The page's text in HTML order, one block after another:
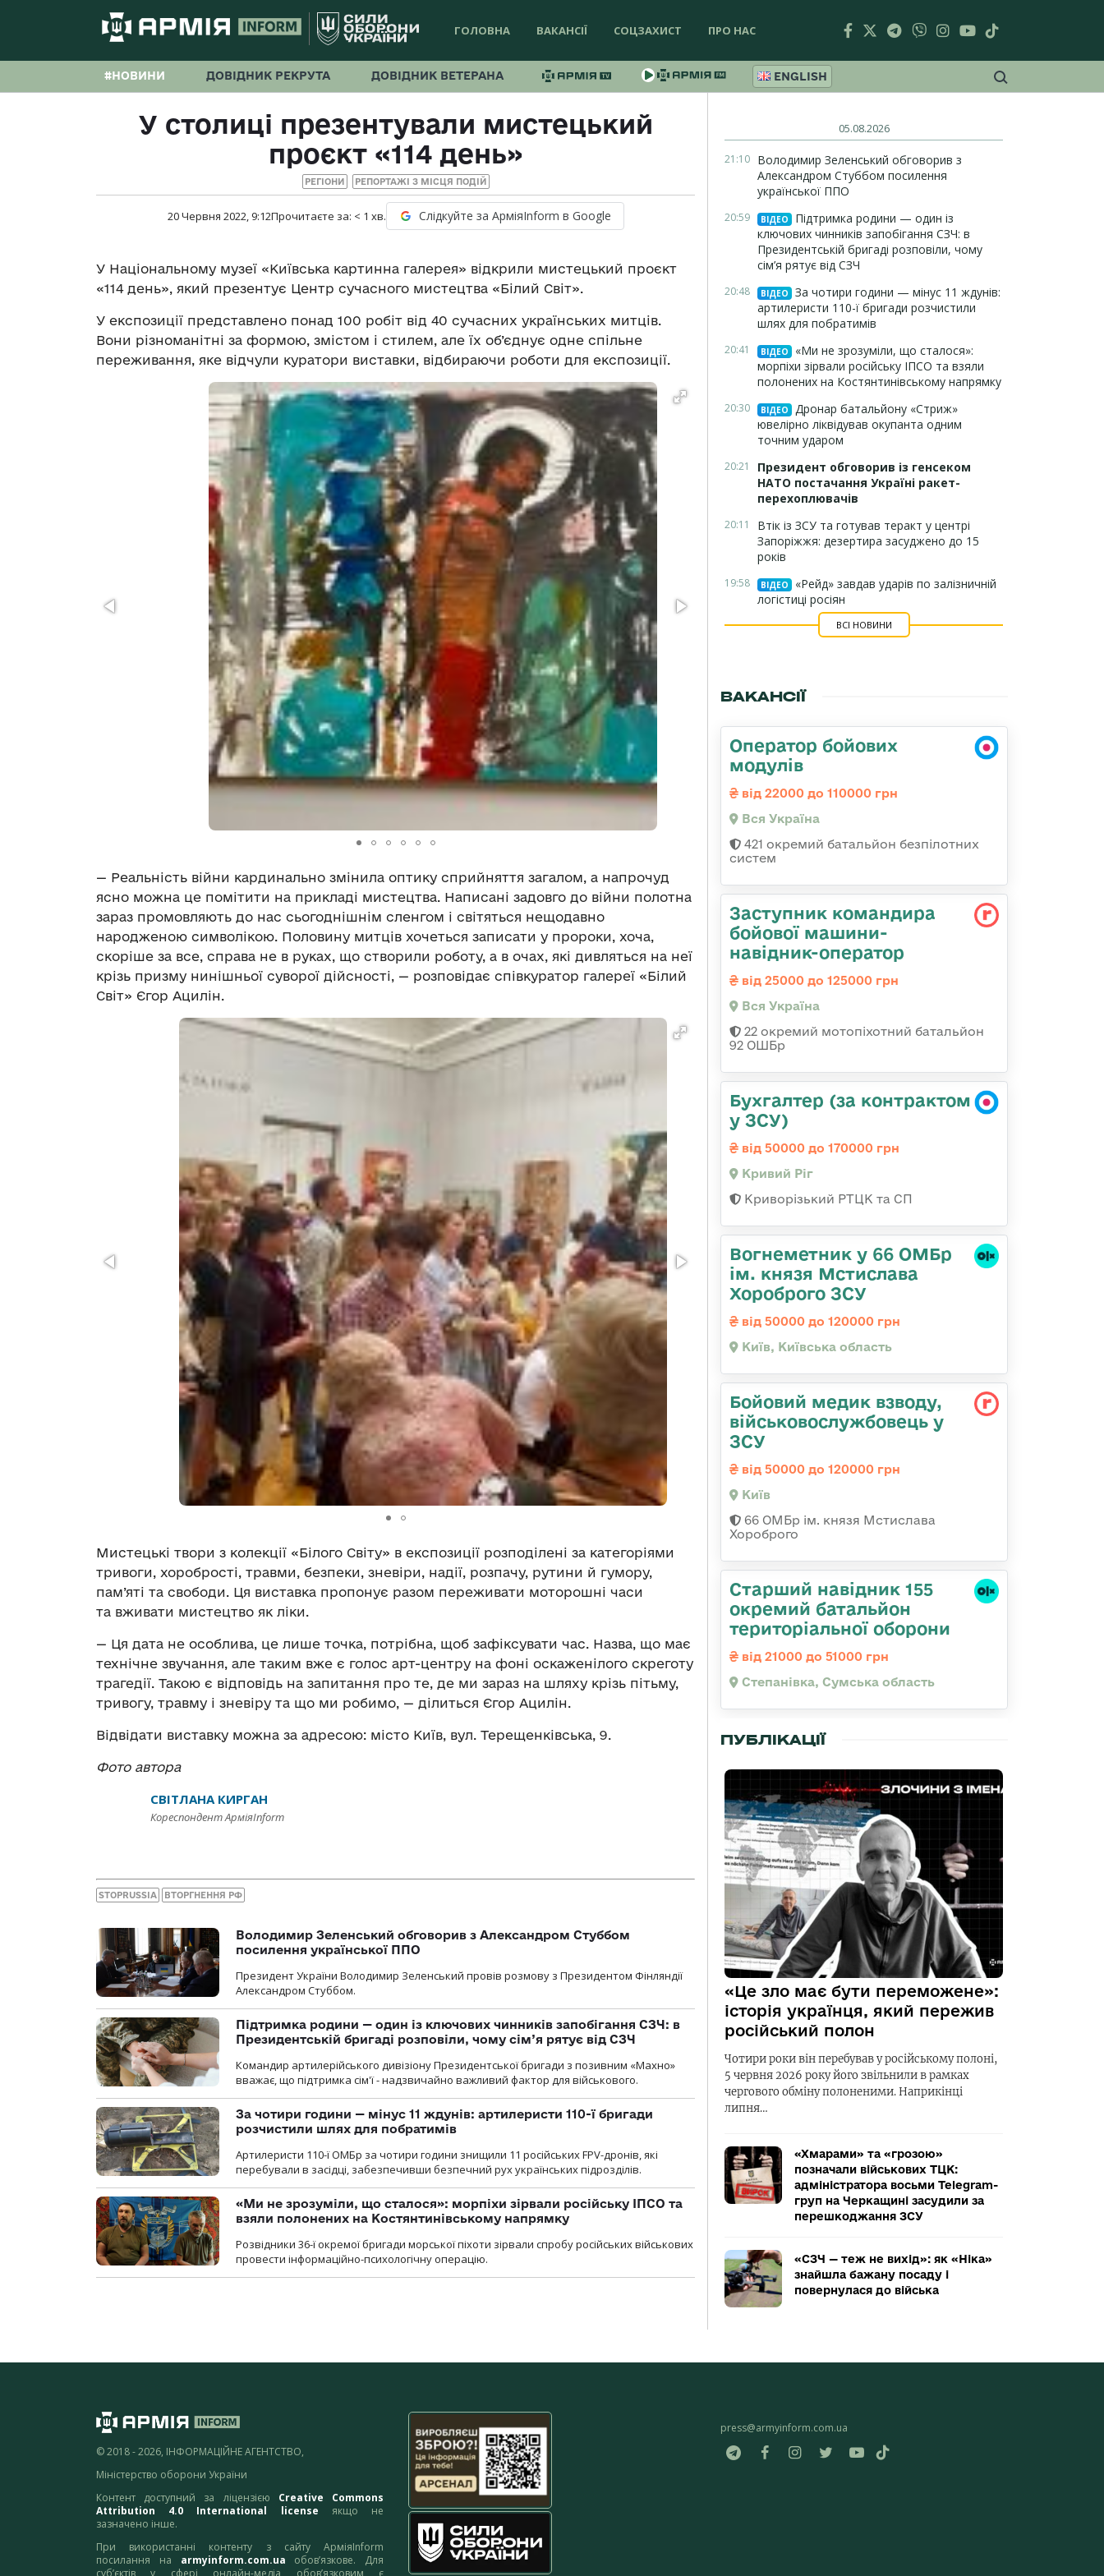
ГОЛОВНА ВАКАНСІЇ СОЦЗАХИСТ ПРО НАС
#НОВИНИ ДОВІДНИК РЕКРУТА ДОВІДНИК ВЕТЕРАНА ENGLISH
У столиці презентували мистецький
проєкт «114 день»
РЕГІОНИ РЕПОРТАЖІ З МІСЦЯ ПОДІЙ
20 Червня 2022, 9:12Прочитаєте за: < 1 хв. Слідкуйте за АрміяInform в Google
У Національному музеї «Київська картинна галерея» відкрили мистецький проєкт
«114 день», який презентує Центр сучасного мистецтва «Білий Світ».
У експозиції представлено понад 100 робіт від 40 сучасних українських митців.
Вони різноманітні за формою, змістом і стилем, але їх об’єднує одне спільне
переживання, яке відчули куратори виставки, відбираючи роботи для експозиції.
— Реальність війни кардинально змінила оптику сприйняття загалом, а напрочуд
ясно можна це помітити на прикладі мистецтва. Написані задовго до війни полотна
зараз промовляють до нас сьогоднішнім сленгом і світяться нещодавно
народженою символікою. Половину митців хочеться записати у пророки, хоча,
скоріше за все, справа не в руках, що створили роботу, а в очах, які дивляться на неї
крізь призму нинішньої суворої дійсності, — розповідає співкуратор галереї «Білий
Світ» Єгор Ацилін.
Мистецькі твори з колекції «Білого Світу» в експозиції розподілені за категоріями
тривоги, хоробрості, травми, безпеки, зневіри, надії, розпачу, рутини й гумору,
пам’яті та свободи. Ця виставка пропонує разом переживати моторошні часи
та вживати мистецтво як ліки.
— Ця дата не особлива, це лише точка, потрібна, щоб зафіксувати час. Назва, що має
технічне звучання, але таким вже є голос арт-центру на фоні оскаженілого скреготу
трагедії. Такою є відповідь на запитання про те, де ми зараз на шляху крізь пітьму,
тривогу, травму і зневіру та що ми робимо, — ділиться Єгор Ацилін.
Відвідати виставку можна за адресою: місто Київ, вул. Терещенківська, 9.
Фото автора
СВІТЛАНА КИРГАН
Кореспондент АрміяInform
STOPRUSSIA ВТОРГНЕННЯ РФ
Володимир Зеленський обговорив з Александром Стуббом
посилення української ППО
Президент України Володимир Зеленський провів розмову з Президентом Фінляндії
Александром Стуббом.
Підтримка родини — один із ключових чинників запобігання СЗЧ: в
Президентській бригаді розповіли, чому сім’я рятує від СЗЧ
Командир артилерійського дивізіону Президентської бригади з позивним «Махно»
вважає, що підтримка сім'ї - надзвичайно важливий фактор для військового.
За чотири години — мінус 11 ждунів: артилеристи 110-ї бригади
розчистили шлях для побратимів
Артилеристи 110-ї ОМБр за чотири години знищили 11 російських FPV-дронів, які
перебували в засідці, забезпечивши безпечний рух українських підрозділів.
«Ми не зрозуміли, що сталося»: морпіхи зірвали російську ІПСО та
взяли полонених на Костянтинівському напрямку
Розвідники 36-ї окремої бригади морської піхоти зірвали спробу російських військових
провести інформаційно-психологічну операцію.
05.08.2026
21:10 Володимир Зеленський обговорив з
Александром Стуббом посилення
української ППО
20:59 ВІДЕО
Підтримка родини — один із
ключових чинників запобігання СЗЧ: в
Президентській бригаді розповіли, чому
сім’я рятує від СЗЧ
20:48 ВІДЕО
За чотири години — мінус 11 ждунів:
артилеристи 110-ї бригади розчистили
шлях для побратимів
20:41 ВІДЕО
«Ми не зрозуміли, що сталося»:
морпіхи зірвали російську ІПСО та взяли
полонених на Костянтинівському напрямку
20:30 ВІДЕО
Дронар батальйону «Стриж»
ювелірно ліквідував окупанта одним
точним ударом
20:21
Президент обговорив із генсеком
НАТО постачання Україні ракет-
перехоплювачів
20:11
Втік із ЗСУ та готував теракт у центрі
Запоріжжя: дезертира засуджено до 15
років
19:58 ВІДЕО
«Рейд» завдав ударів по залізничній
логістиці росіян
ВСІ НОВИНИ
ВАКАНСІЇ
Оператор бойових
модулів
від 22000 до 110000 грн
Вся Україна
421 окремий батальйон безпілотних
систем
Заступник командира
бойової машини-
навідник-оператор
від 25000 до 125000 грн
Вся Україна
22 окремий мотопіхотний батальйон
92 ОШБр
Бухгалтер (за контрактом
у ЗСУ)
від 50000 до 170000 грн
Кривий Ріг
Криворізький РТЦК та СП
Вогнеметник у 66 ОМБр
ім. князя Мстислава
Хороброго ЗСУ
від 50000 до 120000 грн
Київ, Київська область
Бойовий медик взводу,
військовослужбовець у
ЗСУ
від 50000 до 120000 грн
Київ
66 ОМБр ім. князя Мстислава
Хороброго
Старший навідник 155
окремий батальйон
територіальної оборони
від 21000 до 51000 грн
Степанівка, Сумська область
ПУБЛІКАЦІЇ
«Це зло має бути переможене»:
історія українця, який пережив
російський полон
Чотири роки він перебував у російському полоні,
5 червня 2026 року його звільнили в рамках
чергового обміну полоненими. Наприкінці
липня…
«Хмарами» та «грозою»
позначали військових ТЦК:
адміністратора восьми Telegram-
груп на Черкащині засудили за
перешкоджання ЗСУ
«СЗЧ — теж не вихід»: як «Ніка»
знайшла бажану посаду і
повернулася до війська
© 2018 - 2026, ІНФОРМАЦІЙНЕ АГЕНТСТВО,
Міністерство оборони України
Контент доступний за ліцензією Creative Commons
Attribution 4.0 International license якщо не
зазначено інше.
При використанні контенту з сайту АрміяInform
посилання на armyinform.com.ua обов’язкове. Для
press@armyinform.com.ua